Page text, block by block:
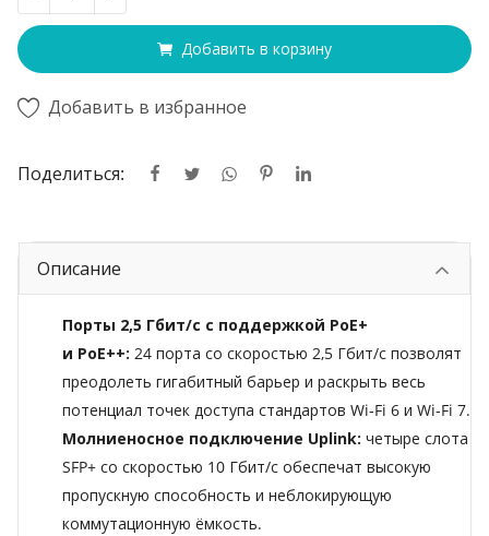
Добавить в корзину
Добавить в избранное
Поделиться:
Описание
Порты 2,5 Гбит/с с поддержкой PoE+
и PoE++: 24 порта со скоростью 2,5 Гбит/с позволят
преодолеть гигабитный барьер и раскрыть весь
потенциал точек доступа стандартов Wi‑Fi 6 и Wi‑Fi 7.
Молниеносное подключение Uplink: четыре слота
SFP+ со скоростью 10 Гбит/с обеспечат высокую
пропускную способность и неблокирующую
коммутационную ёмкость.